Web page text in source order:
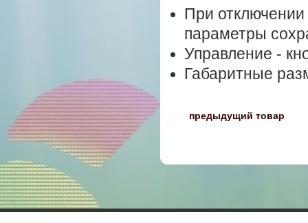
При
параметры
Управление -
Габаритные
предыдущий товар